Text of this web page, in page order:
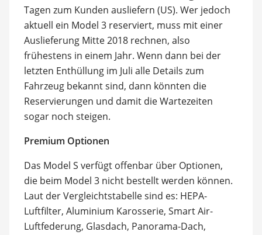
Tagen zum Kunden ausliefern (US). Wer jedoch
aktuell ein Model 3 reserviert, muss mit einer
Auslieferung Mitte 2018 rechnen, also
frühestens in einem Jahr. Wenn dann bei der
letzten Enthüllung im Juli alle Details zum
Fahrzeug bekannt sind, dann könnten die
Reservierungen und damit die Wartezeiten
sogar noch steigen.
Premium Optionen
Das Model S verfügt offenbar über Optionen,
die beim Model 3 nicht bestellt werden können.
Laut der Vergleichtstabelle sind es: HEPA-
Luftfilter, Aluminium Karosserie, Smart Air-
Luftfederung, Glasdach, Panorama-Dach,